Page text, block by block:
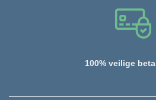
100% veilige